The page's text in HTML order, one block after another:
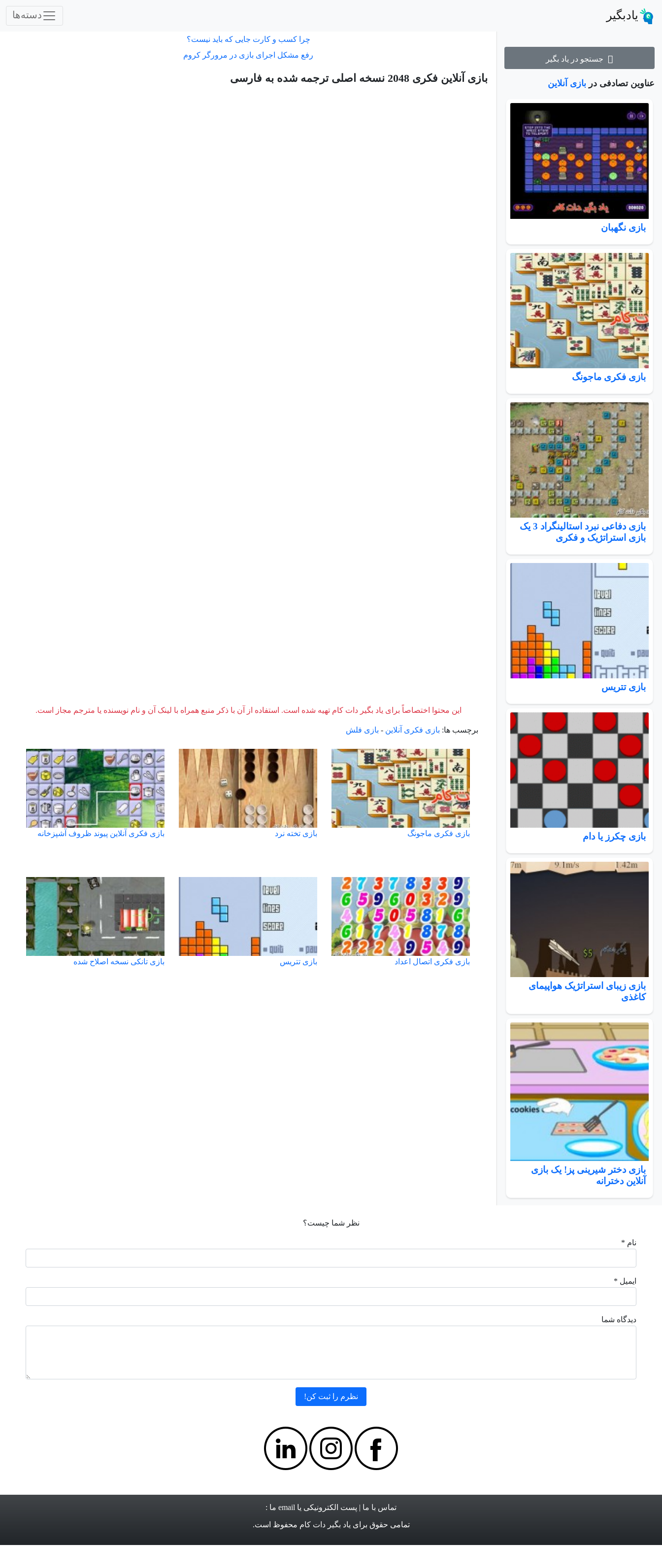
یادبگیر دسته‌ها
جستجو در یاد بگیر
عناوین تصادفی در بازی آنلاین
بازی نگهبان
بازی فکری ماجونگ
بازی دفاعی نبرد استالینگراد 3 یک
بازی استراتژیک و فکری
بازی تتریس
بازی چکرز یا دام
بازی زیبای استراتژیک هواپیمای
کاغذی
بازی دختر شیرینی پز! یک بازی
آنلاین دخترانه
چرا کسب و کارت جایی که باید نیست؟
رفع مشکل اجرای بازی در مرورگر کروم
بازی آنلاین فکری 2048 نسخه اصلی ترجمه شده به فارسی
این محتوا اختصاصاً برای یاد بگیر دات کام تهیه شده است. استفاده از آن با ذکر منبع همراه با لینک آن و نام نویسنده یا مترجم مجاز است.
برچسب ها: بازی فکری آنلاین - بازی فلش
بازی فکری ماجونگ بازی تخته نرد بازی فکری آنلاین پیوند ظروف آشپزخانه
بازی فکری اتصال اعداد بازی تتریس بازی تانکی نسخه اصلاح شده
نظر شما چیست؟
نام *
ایمیل *
دیدگاه شما
تماس با ما | پست الکترونیکی یا email ما :
تمامی حقوق برای یاد بگیر دات کام محفوظ است.